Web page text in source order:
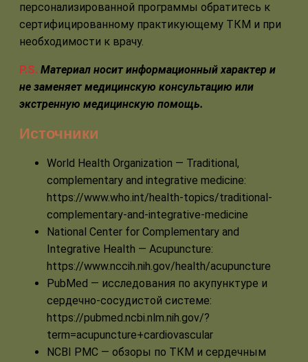
персонализированной программы обратитесь к
сертифицированному практикующему ТКМ и при
необходимости к врачу.
P.S. Материал носит информационный характер и
не заменяет медицинскую консультацию или
экстренную медицинскую помощь.
Источники
World Health Organization — Traditional,
complementary and integrative medicine:
https://www.who.int/health-topics/traditional-
complementary-and-integrative-medicine
National Center for Complementary and
Integrative Health — Acupuncture:
https://www.nccih.nih.gov/health/acupuncture
PubMed — исследования по акупунктуре и
сердечно‑сосудистой системе:
https://pubmed.ncbi.nlm.nih.gov/?
term=acupuncture+cardiovascular
NCBI PMC — обзоры по ТКМ и сердечным